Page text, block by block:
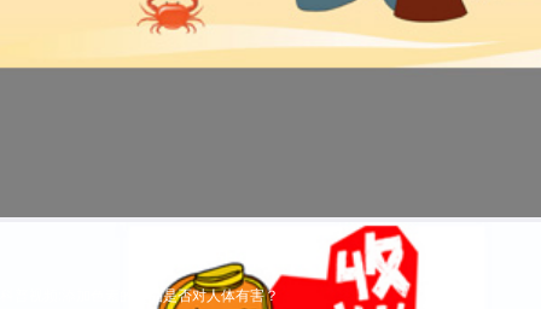
科普视频:添加色素的食品是否对人体有害？